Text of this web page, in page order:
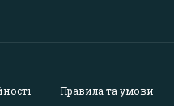
Правила та умови